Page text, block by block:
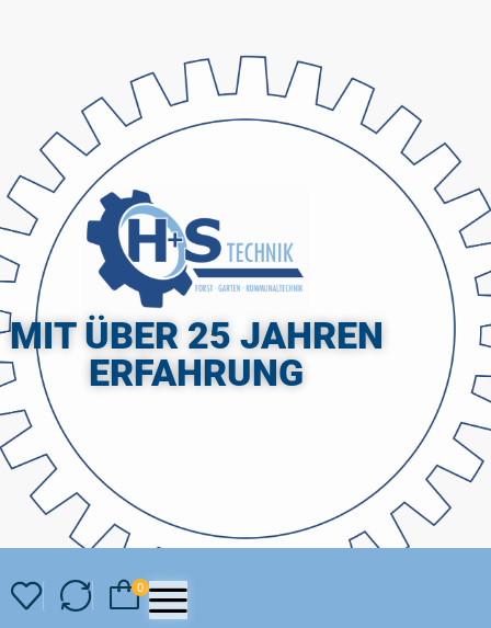
MIT ÜBER 25 JAHREN
ERFAHRUNG
0